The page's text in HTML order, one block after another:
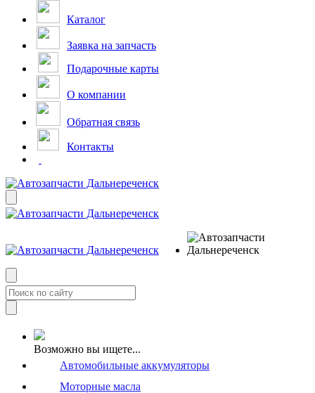
Каталог
Заявка на запчасть
Подарочные карты
О компании
Обратная связь
Контакты
Возможно вы ищете...
Автомобильные аккумуляторы
Моторные масла